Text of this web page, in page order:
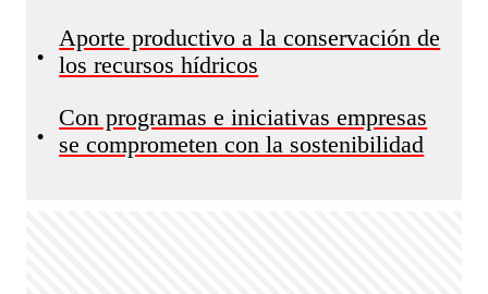
•
Aporte productivo a la conservación de
los recursos hídricos
•
Con programas e iniciativas empresas
se comprometen con la sostenibilidad